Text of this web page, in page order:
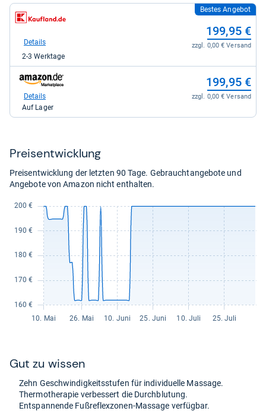
zum
Shop:
Kaufland
199,95
kaufen.
Bestes Angebot
199,95 €
zzgl. 0,00 € Versand
Details
2-3 Werktage
zum
Shop:
Amazon.de
199,95 €
zzgl. 0,00 € Versand
Details
Auf Lager
Preis­ent­wick­lung
Preisentwicklung der letzten 90 Tage. Gebrauchtangebote und
Angebote von Amazon nicht enthalten.
Gut zu wis­sen
Zehn Geschwin­dig­keits­stu­fen für indi­vi­du­elle Mas­sage.
Ther­mo­the­ra­pie ver­bes­sert die Durch­blu­tung.
Ent­span­nende Fuß­re­flex­zo­nen-​Mas­sage ver­füg­bar.